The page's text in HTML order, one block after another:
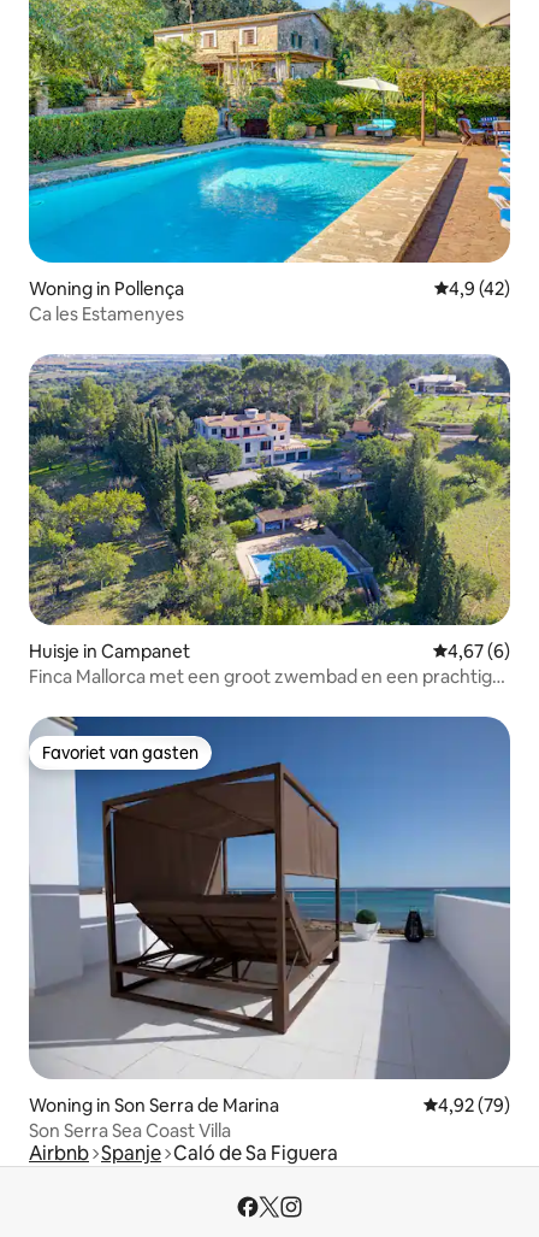
Woning in Pollença
4,9 (42)
Ca les Estamenyes
Huisje in Campanet Gemiddelde
4,67 (6)
Finca Mallorca met een groot zwembad en een prachtig
Favoriet van gasten
Favoriet van gasten
Woning in Son Serra de Marina Gemiddelde
4,92 (79)
Son Serra Sea Coast Villa
Airbnb Spanje Caló de Sa Figuera